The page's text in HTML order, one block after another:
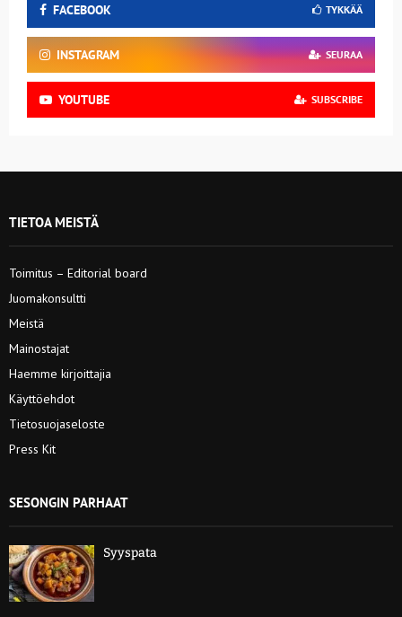
FACEBOOK TYKKÄÄ
INSTAGRAM SEURAA
YOUTUBE SUBSCRIBE
TIETOA MEISTÄ
Toimitus – Editorial board
Juomakonsultti
Meistä
Mainostajat
Haemme kirjoittajia
Käyttöehdot
Tietosuojaseloste
Press Kit
SESONGIN PARHAAT
Syyspata